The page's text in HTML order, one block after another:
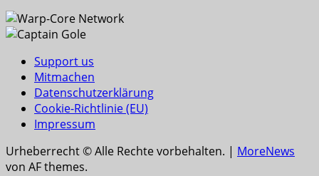
Support us
Mitmachen
Datenschutzerklärung
Cookie-Richtlinie (EU)
Impressum
Urheberrecht © Alle Rechte vorbehalten. | MoreNews
von AF themes.